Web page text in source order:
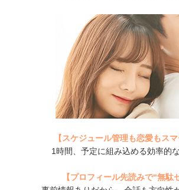
【スケジュール管理も恋愛もスマ
1時間、予定に組み込める効率的な
【プロフィール先読みで“無駄